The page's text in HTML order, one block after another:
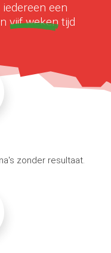
een
vijf weken tijd
zonder resultaat.